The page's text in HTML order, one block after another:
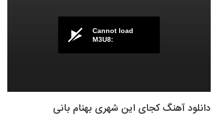
Cannot load
M3U8:
دانلود آهنگ کجای این شهری بهنام بانی